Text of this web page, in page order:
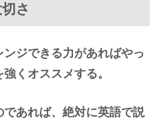
さ
ジできる力があればやっ
くオススメする。
あれば、絶対に英語で説